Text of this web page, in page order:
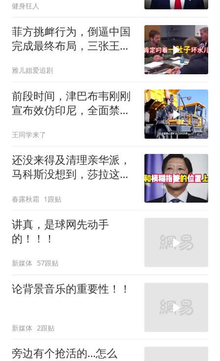
健身狂人
菲方挑衅行为，倒逼中国
完成最终布局，三张王牌
雅儿姐爱追剧
前段时间，津巴布韦刚刚
宣布效仿印尼，全面禁止
王同学来了
还没来得及清理亲华派，
马科斯没想到，莎拉这次
春露秋霜 1跟贴
讲真，是球网先动手
的！！！
新媒体 57跟贴
论背景音乐的重要性！！
新媒体 2跟贴
旁边有个抢活的…怎么